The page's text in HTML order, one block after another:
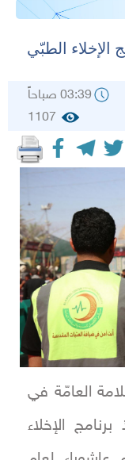
الإخلاء الطبّي
03:39 صباحاً
1107
العامّة في
الإخلاء